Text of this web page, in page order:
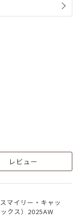
レビュー
マイリー・キャッ
クス）2025AW